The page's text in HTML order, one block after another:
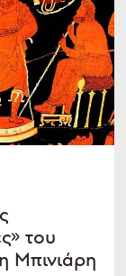
του
Μπινιάρη